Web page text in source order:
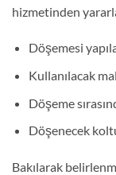
hizmetinden
Döşemesi
Kullanılacak
Döşeme
Döşenecek
Bakılarak